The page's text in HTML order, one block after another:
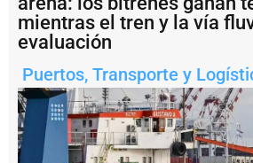
d
e
l
u
e
r
t
o
mientras el tren y la vía
evaluación
Puertos, Transporte y